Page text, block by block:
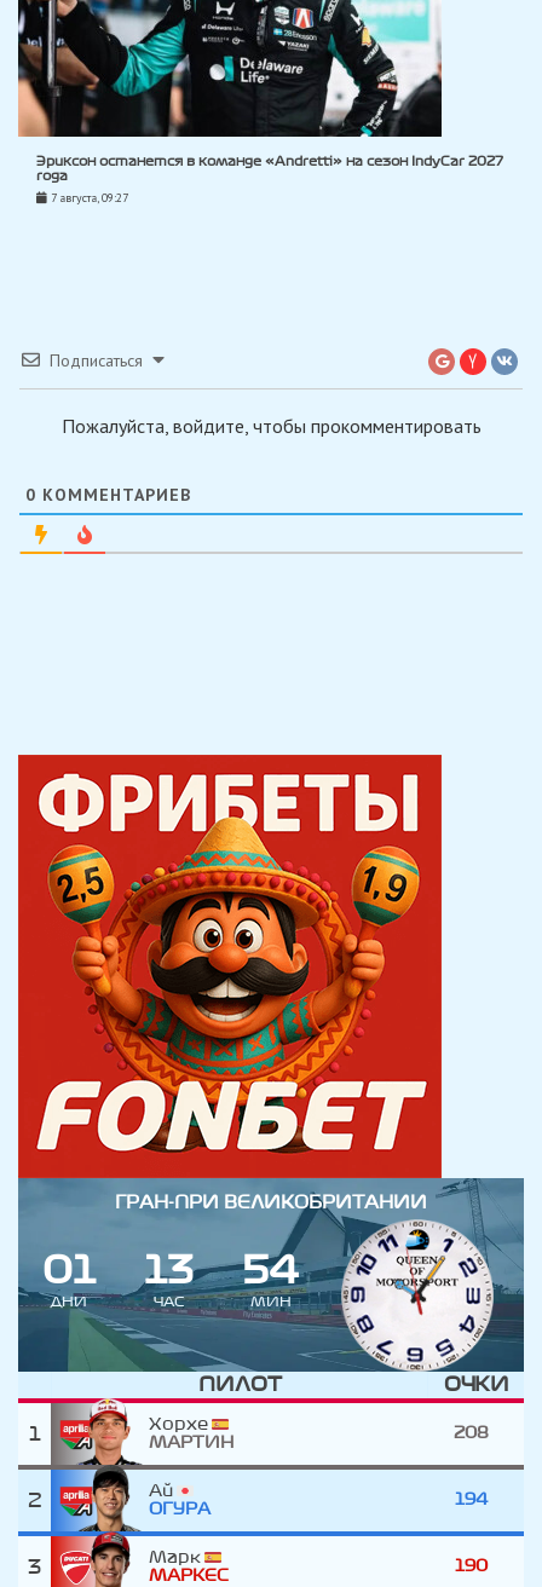
Эриксон останется в команде «Andretti» на сезон IndyCar 2027
года
7 августа, 09:27
Подписаться
Пожалуйста, войдите, чтобы прокомментировать
0 КОММЕНТАРИЕВ
ГРАН-ПРИ ВЕЛИКОБРИТАНИИ
01
ДНИ
13
ЧАС
54
МИН
ПИЛОТ ОЧКИ
1
Хорхе
МАРТИН
208
2
Ай
ОГУРА
194
3
Марк
МАРКЕС
190